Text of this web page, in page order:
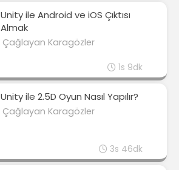
Unity ile Android ve iOS Çıktısı
Almak
Çağlayan Karagözler
1s 9dk
Unity ile 2.5D Oyun Nasıl Yapılır?
Çağlayan Karagözler
3s 46dk